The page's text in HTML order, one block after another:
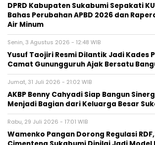
DPRD Kabupaten Sukabumi Sepakati
Bahas Perubahan APBD 2026 dan
Air Minum
Senin, 3 Agustus 2026 - 12:48 WIB
Yusuf Taojiri Resmi Dilantik Jadi Kades
Camat Gunungguruh Ajak Bersatu
Jumat, 31 Juli 2026 - 21:02 WIB
‎AKBP Benny Cahyadi Siap Bangun
Menjadi Bagian dari Keluarga Besar
Rabu, 29 Juli 2026 - 17:01 WIB
‎Wamenko Pangan Dorong Regulasi RDF,